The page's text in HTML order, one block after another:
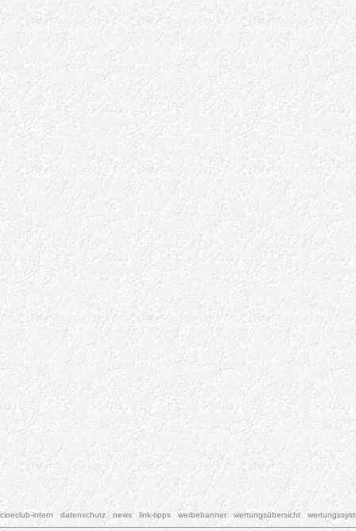
cineclub-intern datenschutz news link-tipps werbebanner wertungsübersicht